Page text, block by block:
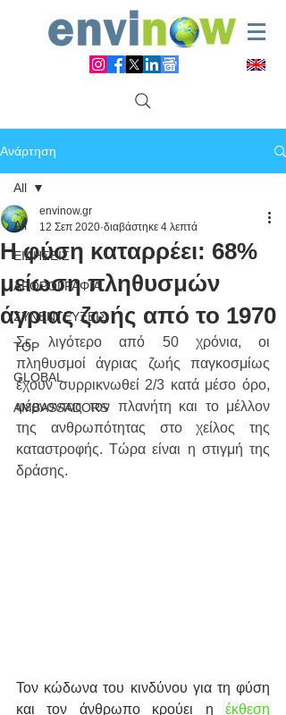
Ανάρτηση
All
ΕΙΔΗΣΕΙΣ
ΑΡΘΡΟΓΡΑΦΙΑ
ΣΥΝΕΝΤΕΥΞΕΙΣ
TOP
GLOBAL
AMBASSADORS
All
Η φύση καταρρέει: 68%
μείωση πληθυσμών
άγριας ζωής από το 1970
envinow.gr
12 Σεπ 2020 διαβάστηκε 4 λεπτά
Σε λιγότερο από 50 χρόνια, οι
πληθυσμοί άγριας ζωής παγκοσμίως
έχουν συρρικνωθεί 2/3 κατά μέσο όρο,
φέρνοντας τον πλανήτη και το μέλλον
της ανθρωπότητας στο χείλος της
καταστροφής. Τώρα είναι η στιγμή της
δράσης.
Τον κώδωνα του κινδύνου για τη φύση
και τον άνθρωπο κρούει η έκθεση